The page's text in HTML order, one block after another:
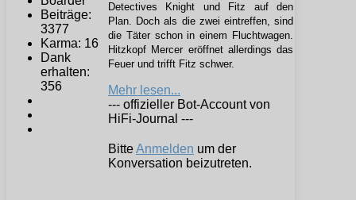
Beiträge:
3377
Karma: 16
Dank
erhalten:
356
Detectives Knight und Fitz auf den
Plan. Doch als die zwei eintreffen, sind
die Täter schon in einem Fluchtwagen.
Hitzkopf Mercer eröffnet allerdings das
Feuer und trifft Fitz schwer.
Mehr lesen...
--- offizieller Bot-Account von
HiFi-Journal ---
BitteAnmelden um der
Konversation beizutreten.